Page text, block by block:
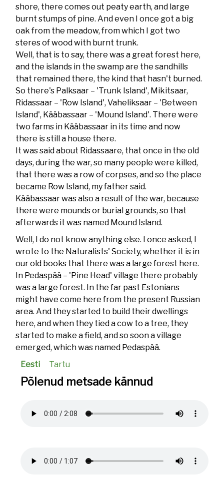
shore, there comes out peaty earth, and large
burnt stumps of pine. And even I once got a big
oak from the meadow, from which I got two
steres of wood with burnt trunk.
Well, that is to say, there was a great forest here,
and the islands in the swamp are the sandhills
that remained there, the kind that hasn't burned.
So there's Palksaar – 'Trunk Island', Mikitsaar,
Ridassaar – 'Row Island', Vaheliksaar – 'Between
Island', Kääbassaar – 'Mound Island'. There were
two farms in Kääbassaar in its time and now
there is still a house there.
It was said about Ridassaare, that once in the old
days, during the war, so many people were killed,
that there was a row of corpses, and so the place
became Row Island, my father said.
Kääbassaar was also a result of the war, because
there were mounds or burial grounds, so that
afterwards it was named Mound Island.
Well, I do not know anything else. I once asked, I
wrote to the Naturalists' Society, whether it is in
our old books that there was a large forest here.
In Pedaspää – 'Pine Head' village there probably
was a large forest. In the far past Estonians
might have come here from the present Russian
area. And they started to build their dwellings
here, and when they tied a cow to a tree, they
started to make a field, and so soon a village
emerged, which was named Pedaspää.
Eesti
Tartu
Põlenud metsade kännud
file
file